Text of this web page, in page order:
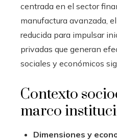
centrada en el sector
manufactura avanzada,
reducida para impulsar
privadas que generan
sociales y económicos
Contexto
marco
Dimensiones y